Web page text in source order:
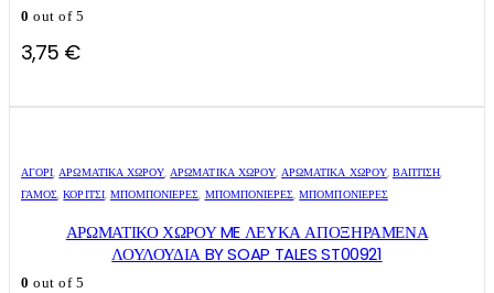
0 out of 5
3,75 €
ΑΓΌΡΙ,ΑΡΩΜΑΤΙΚΆ ΧΏΡΟΥ,ΑΡΩΜΑΤΙΚΆ ΧΏΡΟΥ,ΑΡΩΜΑΤΙΚΆ ΧΏΡΟΥ, ΒΑΠΤΙΣΗ,
ΓΑΜΟΣ,ΚΟΡΊΤΣΙ, ΜΠΟΜΠΟΝΙΈΡΕΣ, ΜΠΟΜΠΟΝΙΈΡΕΣ,ΜΠΟΜΠΟΝΙΈΡΕΣ
ΑΡΩΜΑΤΙΚΟ ΧΩΡΟΥ ME ΛΕΥΚΑ ΑΠΟΞΗΡΑΜΕΝΑ
ΛΟΥΛΟΥΔΙΑ BY SOAP TALES ST00921
0 out of 5